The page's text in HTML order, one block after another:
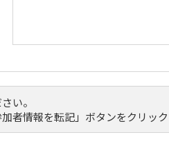
い。
者情報を転記」ボタンをクリッ